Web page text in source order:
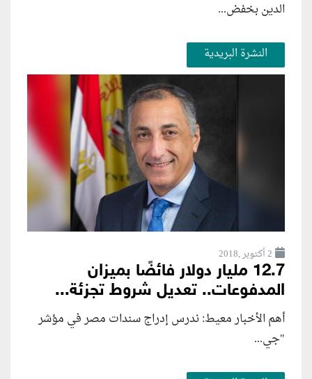
الدين بخفض...
النشرة البريدية
2 أكتوبر ,2018
12.7 مليار دولار فائضًا بميزان
المدفوعات.. تعديل شروط تجزئة...
أهم الأخبار معيط: ندرس إدراج سندات مصر في مؤشر
"جي...